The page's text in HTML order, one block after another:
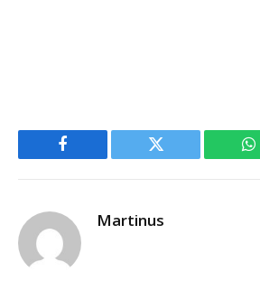
Facebook Twitter
Martinus